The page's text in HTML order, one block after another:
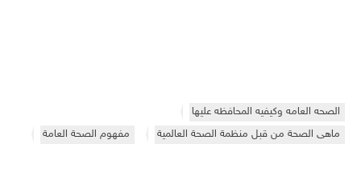
الصحه العامه وكيفيه المحافظه عليها
ماهى الصحة من قبل منظمة الصحة العالمية
مفهوم الصحة العامة